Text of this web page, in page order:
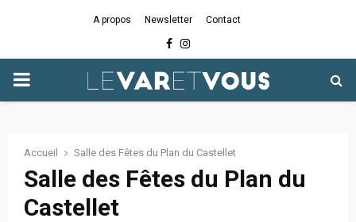
A propos Newsletter Contact
Facebook
Instagram
PRIMARY
Accueil Salle des Fêtes du Plan du Castellet
Salle des Fêtes du Plan du
Castellet